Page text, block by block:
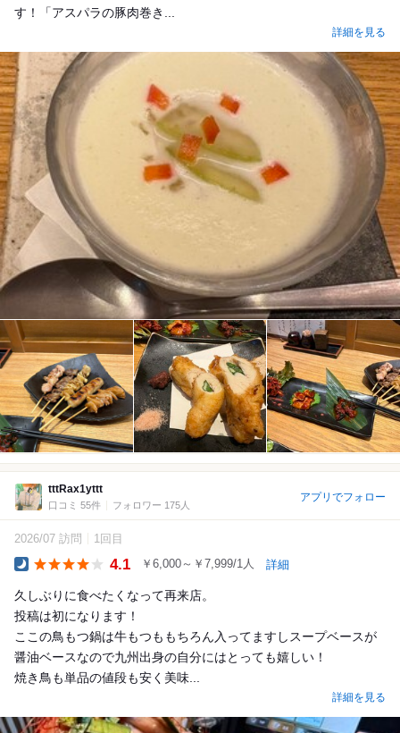
す！「アスパラの豚肉巻き...
詳細を見る
tttRax1yttt
口コミ 55件 フォロワー 175人
アプリでフォロー
2026/07 訪問 1回目
4.1 ￥6,000～￥7,999/1人 詳細
久しぶりに食べたくなって再来店。
投稿は初になります！
ここの鳥もつ鍋は牛もつももちろん入ってますしスープベースが
醤油ベースなので九州出身の自分にはとっても嬉しい！
焼き鳥も単品の値段も安く美味...
詳細を見る